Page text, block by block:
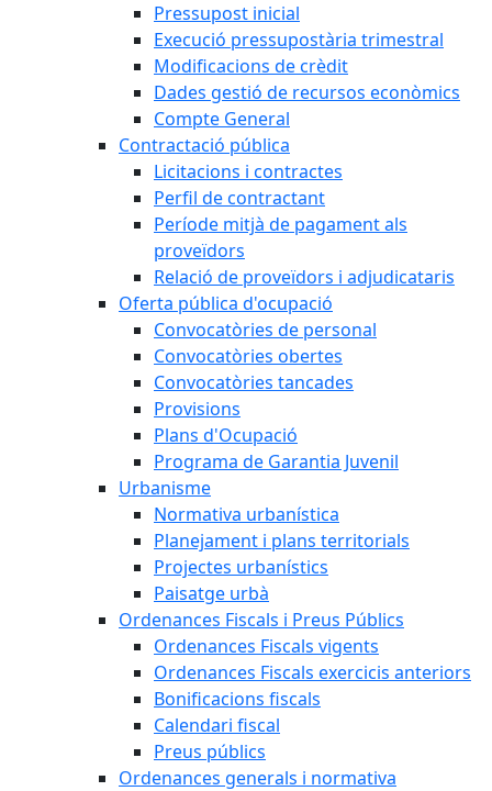
Pressupost inicial
Execució pressupostària trimestral
Modificacions de crèdit
Dades gestió de recursos econòmics
Compte General
Contractació pública
Licitacions i contractes
Perfil de contractant
Període mitjà de pagament als
proveïdors
Relació de proveïdors i adjudicataris
Oferta pública d'ocupació
Convocatòries de personal
Convocatòries obertes
Convocatòries tancades
Provisions
Plans d'Ocupació
Programa de Garantia Juvenil
Urbanisme
Normativa urbanística
Planejament i plans territorials
Projectes urbanístics
Paisatge urbà
Ordenances Fiscals i Preus Públics
Ordenances Fiscals vigents
Ordenances Fiscals exercicis anteriors
Bonificacions fiscals
Calendari fiscal
Preus públics
Ordenances generals i normativa